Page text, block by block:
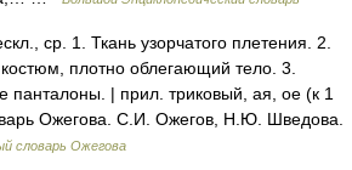
ср. 1. Ткань узорчатого плетения. 2.
плотно облегающий тело. 3.
панталоны. | прил. триковый, ая, ое (к 1
Ожегова. С.И. Ожегов, Н.Ю. Шведова.
словарь Ожегова